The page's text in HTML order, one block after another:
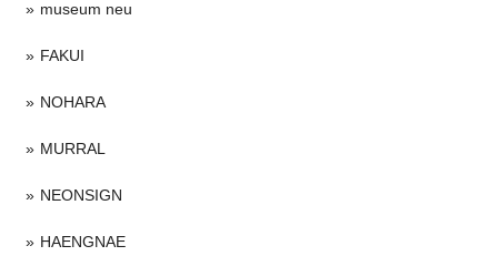
museum neu
FAKUI
NOHARA
MURRAL
NEONSIGN
HAENGNAE